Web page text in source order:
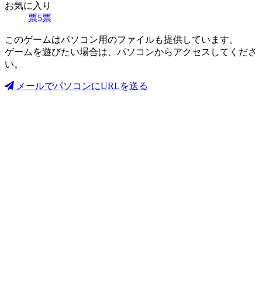
お気に入り
票5票
このゲームはパソコン用のファイルも提供しています。
ゲームを遊びたい場合は、パソコンからアクセスしてくださ
い。
メールでパソコンにURLを送る